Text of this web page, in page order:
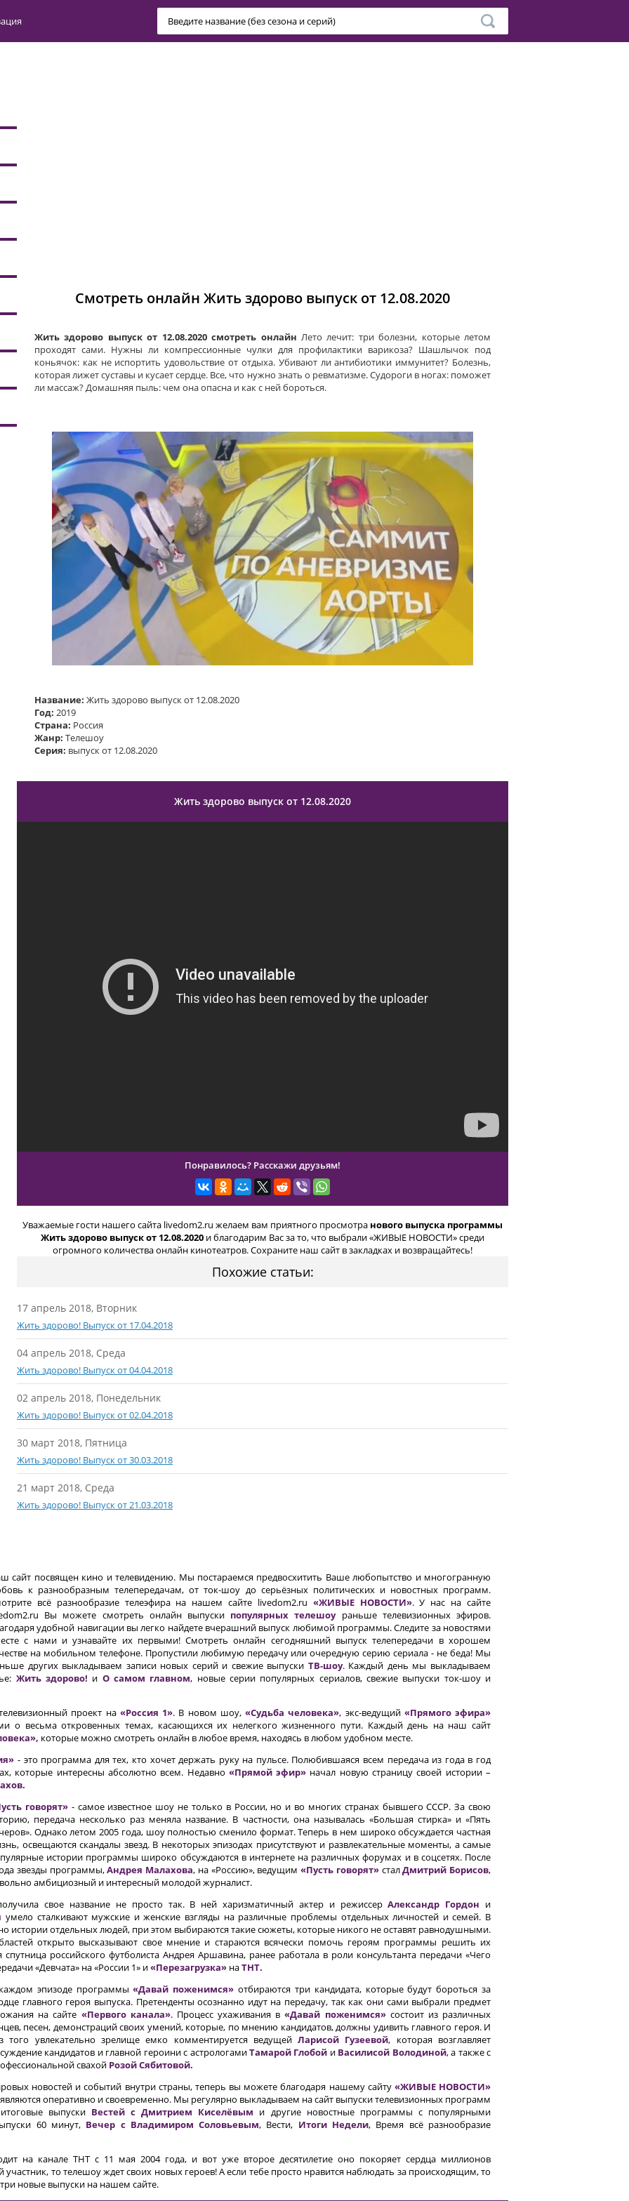
Смотреть онлайн Жить здорово выпуск от 12.08.2020
Жить здорово выпуск от 12.08.2020 смотреть онлайн Лето лечит: три болезни, которые летом
проходят сами. Нужны ли компрессионные чулки для профилактики варикоза? Шашлычок под
коньячок: как не испортить удовольствие от отдыха. Убивают ли антибиотики иммунитет? Болезнь,
которая лижет суставы и кусает сердце. Все, что нужно знать о ревматизме. Судороги в ногах: поможет
ли массаж? Домашняя пыль: чем она опасна и как с ней бороться.
Название: Жить здорово выпуск от 12.08.2020
Год: 2019
Страна: Россия
Жанр: Телешоу
Серия: выпуск от 12.08.2020
Жить здорово выпуск от 12.08.2020
Понравилось? Расскажи друзьям!
Уважаемые гости нашего сайта livedom2.ru желаем вам приятного просмотра нового выпуска программы
Жить здорово выпуск от 12.08.2020 и благодарим Вас за то, что выбрали «ЖИВЫЕ НОВОСТИ» среди
огромного количества онлайн кинотеатров. Сохраните наш сайт в закладках и возвращайтесь!
Похожие статьи:
17 апрель 2018, Вторник
Жить здорово! Выпуск от 17.04.2018
04 апрель 2018, Среда
Жить здорово! Выпуск от 04.04.2018
02 апрель 2018, Понедельник
Жить здорово! Выпуск от 02.04.2018
30 март 2018, Пятница
Жить здорово! Выпуск от 30.03.2018
21 март 2018, Среда
Жить здорово! Выпуск от 21.03.2018
сайт посвящен кино и телевидению. Мы постараемся предвосхитить Ваше любопытство и многогранную
к разнообразным телепередачам, от ток-шоу до серьёзных политических и новостных программ.
всё разнообразие телеэфира на нашем сайте livedom2.ru «ЖИВЫЕ НОВОСТИ». У нас на сайте
Вы можете смотреть онлайн выпуски популярных телешоураньше телевизионных эфиров.
удобной навигации вы легко найдете вчерашний выпуск любимой программы. Следите за новостями
с нами и узнавайте их первыми! Смотреть онлайн сегодняшний выпуск телепередачи в хорошем
на мобильном телефоне. Пропустили любимую передачу или очередную серию сериала - не беда! Мы
других выкладываем записи новых серий и свежие выпуски ТВ-шоу. Каждый день мы выкладываем
Жить здорово! и О самом главном, новые серии популярных сериалов, свежие выпуски ток-шоу и
проект на «Россия 1». В новом шоу, «Судьба человека», экс-ведущий «Прямого эфира»
о весьма откровенных темах, касающихся их нелегкого жизненного пути. Каждый день на наш сайт
которые можно смотреть онлайн в любое время, находясь в любом удобном месте.
- это программа для тех, кто хочет держать руку на пульсе. Полюбившаяся всем передача из года в год
которые интересны абсолютно всем. Недавно «Прямой эфир» начал новую страницу своей истории –
говорят»- самое известное шоу не только в России, но и во многих странах бывшего СССР. За свою
передача несколько раз меняла название. В частности, она называлась «Большая стирка» и «Пять
Однако летом 2005 года, шоу полностью сменило формат. Теперь в нем широко обсуждается частная
освещаются скандалы звезд. В некоторых эпизодах присутствуют и развлекательные моменты, а самые
истории программы широко обсуждаются в интернете на различных форумах и в соцсетях. После
звезды программы,Андрея Малахова, на «Россию», ведущим «Пусть говорят»сталДмитрий Борисов,
амбициозный и интересный молодой журналист.
свое название не просто так. В ней харизматичный актер и режиссерАлександр Гордон и
умело сталкивают мужские и женские взгляды на различные проблемы отдельных личностей и семей. В
истории отдельных людей, при этом выбираются такие сюжеты, которые никого не оставят равнодушными.
открыто высказывают свое мнение и стараются всячески помочь героям программы решить их
российского футболиста Андрея Аршавина, ранее работала в роли консультанта передачи «Чего
«Девчата» на «России 1» и«Перезагрузка» наТНТ.
эпизоде программы«Давай поженимся» отбираются три кандидата, которые будут бороться за
главного героя выпуска. Претенденты осознанно идут на передачу, так как они сами выбрали предмет
на сайте «Первого канала». Процесс ухаживания в«Давай поженимся»состоит из различных
песен, демонстраций своих умений, которые, по мнению кандидатов, должны удивить главного героя. И
того увлекательно зрелище емко комментируется ведущейЛарисой Гузеевой, которая возглавляет
кандидатов и главной героини с астрологамиТамарой Глобой и Василисой Володиной, а также с
свахой Розой Сябитовой.
новостей и событий внутри страны, теперь вы можете благодаря нашему сайту «ЖИВЫЕ НОВОСТИ»
оперативно и своевременно. Мы регулярно выкладываем на сайт выпуски телевизионных программ
выпуски Вестей с Дмитрием Киселёвым и другие новостные программы с популярными
60 минут, Вечер с Владимиром Соловьевым, Вести, Итоги Недели, Время всё разнообразие
на канале ТНТ с 11 мая 2004 года, и вот уже второе десятилетие оно покоряет сердца миллионов
участник, то телешоу ждет своих новых героев! А если тебе просто нравится наблюдать за происходящим, то
новые выпуски на нашем сайте.